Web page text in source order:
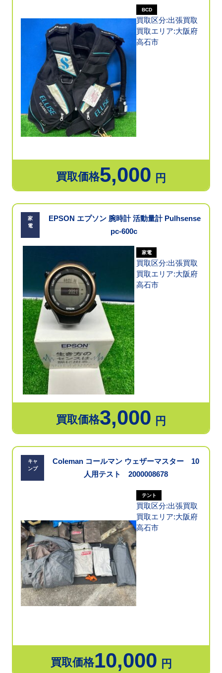
BCD
買取区分:出張買取
買取エリア:大阪府
高石市
買取価格5,000 円
家
電
EPSON エプソン 腕時計 活動量計 Pulhsense
pc-600c
家電
買取区分:出張買取
買取エリア:大阪府
高石市
買取価格3,000 円
キャ
ンプ
Coleman コールマン ウェザーマスター 10
人用テスト 2000008678
テント
買取区分:出張買取
買取エリア:大阪府
高石市
買取価格10,000 円